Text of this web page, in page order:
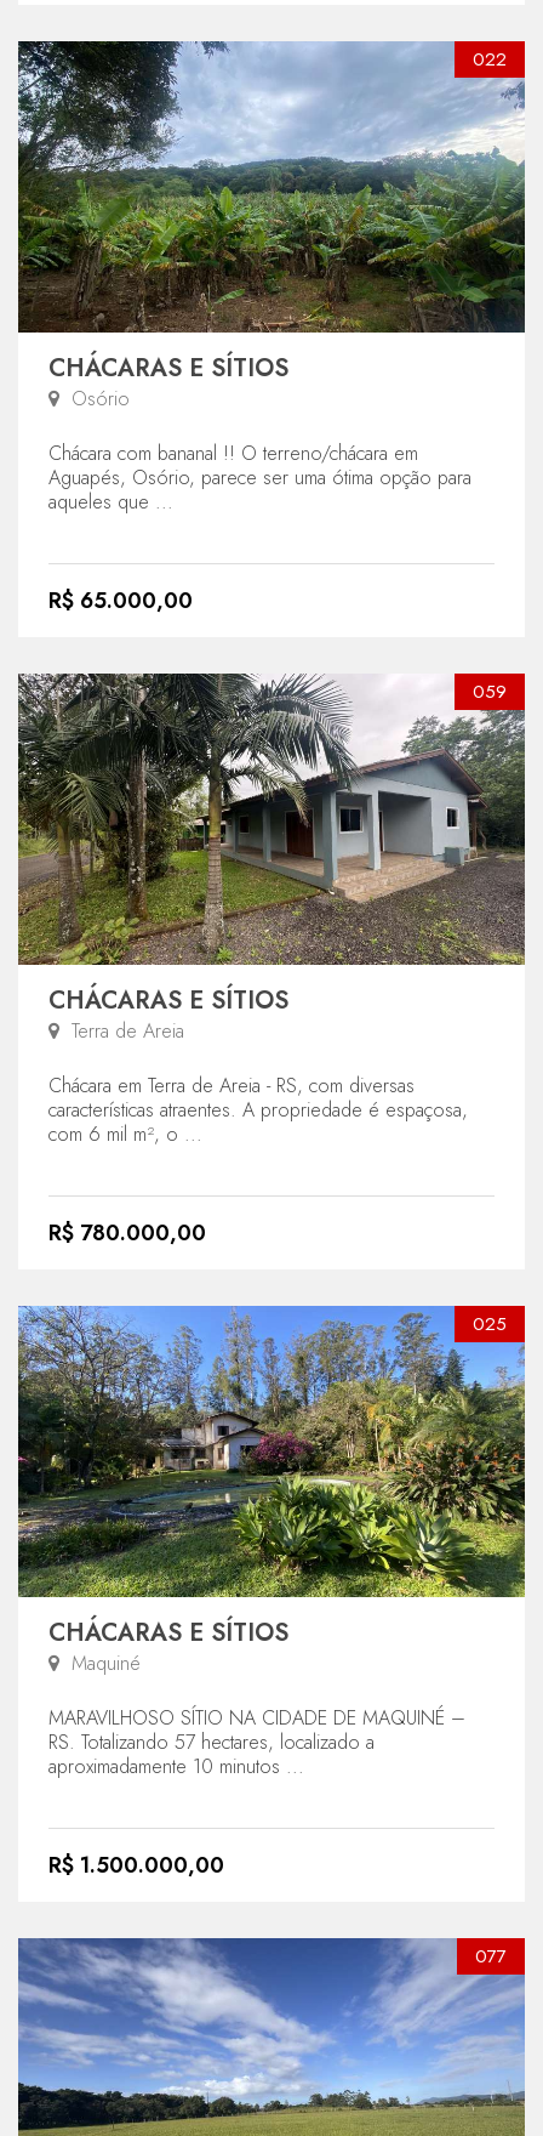
022
CHÁCARAS E SÍTIOS
Osório
Chácara com bananal !! O terreno/chácara em
Aguapés, Osório, parece ser uma ótima opção para
aqueles que ...
R$ 65.000,00
059
CHÁCARAS E SÍTIOS
Terra de Areia
Chácara em Terra de Areia - RS, com diversas
características atraentes. A propriedade é espaçosa,
com 6 mil m², o ...
R$ 780.000,00
025
CHÁCARAS E SÍTIOS
Maquiné
MARAVILHOSO SÍTIO NA CIDADE DE MAQUINÉ –
RS. Totalizando 57 hectares, localizado a
aproximadamente 10 minutos ...
R$ 1.500.000,00
077